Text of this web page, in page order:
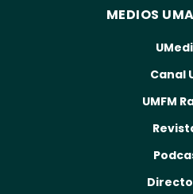
MEDIOS
Canal
UMFM